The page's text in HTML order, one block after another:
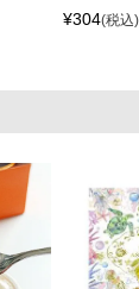
¥304 税込